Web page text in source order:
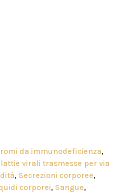
da immunodeficienza,
virali trasmesse per via
, Secrezioni corporee,
corporei, Sangue,